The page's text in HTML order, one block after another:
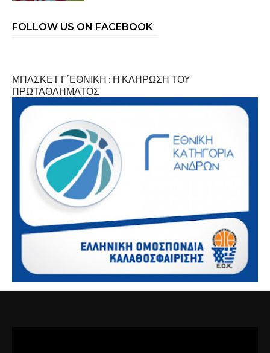
FOLLOW US ON FACEBOOK
ΜΠΑΣΚΕΤ Γ΄ΕΘΝΙΚΗ : Η ΚΛΗΡΩΣΗ ΤΟΥ
ΠΡΩΤΑΘΛΗΜΑΤΟΣ